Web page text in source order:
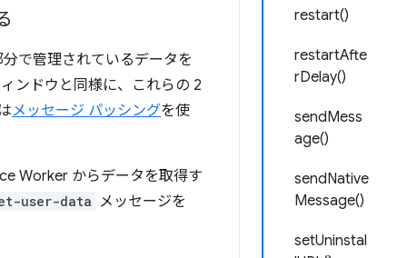
restart()
restartAfte
rDelay()
sendMess
age()
sendNative
Message()
setUninstal
で管理されているデータを
ンドウと同様に、これらの 2
メッセージ パッシングを使
Worker からデータを取得す
user-data メッセージを